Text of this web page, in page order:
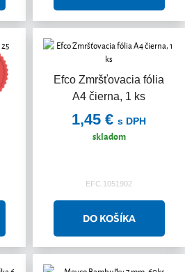
Efco Zmršťovacia fólia
A4 čierna, 1 ks
1,45 € s DPH
skladom
EFC.1051902